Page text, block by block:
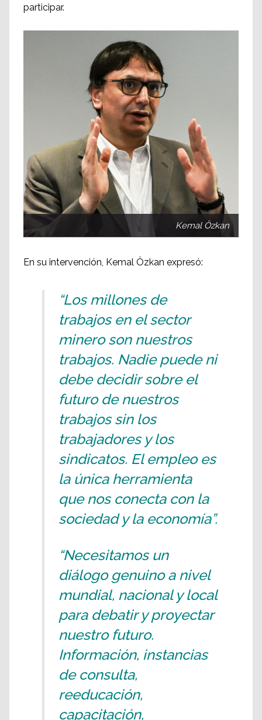
participar.
Kemal Özkan
En su intervención, Kemal Özkan expresó:
“Los millones de
trabajos en el sector
minero son nuestros
trabajos. Nadie puede ni
debe decidir sobre el
futuro de nuestros
trabajos sin los
trabajadores y los
sindicatos. El empleo es
la única herramienta
que nos conecta con la
sociedad y la economía”.
“Necesitamos un
diálogo genuino a nivel
mundial, nacional y local
para debatir y proyectar
nuestro futuro.
Información, instancias
de consulta,
reeducación,
capacitación,